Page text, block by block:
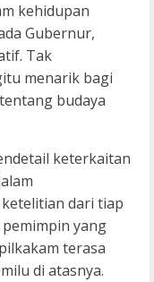
kehidupan
Gubernur,
Tak
menarik bagi
budaya
keterkaitan
dari tiap
yang
terasa
di atasnya.